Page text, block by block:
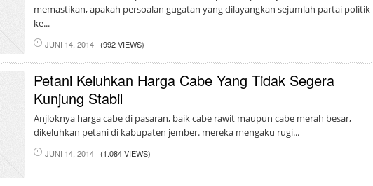
memastikan, apakah persoalan gugatan yang dilayangkan sejumlah partai politik
ke...
JUNI 14, 2014 (992 VIEWS)
Petani Keluhkan Harga Cabe Yang Tidak Segera
Kunjung Stabil
Anjloknya harga cabe di pasaran, baik cabe rawit maupun cabe merah besar,
dikeluhkan petani di kabupaten jember. mereka mengaku rugi...
JUNI 14, 2014 (1.084 VIEWS)